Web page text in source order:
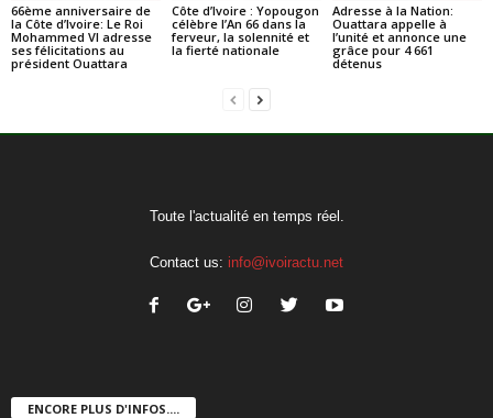
66ème anniversaire de
la Côte d’Ivoire: Le Roi
Mohammed VI adresse
ses félicitations au
président Ouattara
Côte d’Ivoire : Yopougon
célèbre l’An 66 dans la
ferveur, la solennité et
la fierté nationale
Adresse à la Nation:
Ouattara appelle à
l’unité et annonce une
grâce pour 4 661
détenus
Toute l'actualité en temps réel.
Contact us: info@ivoiractu.net
ENCORE PLUS D'INFOS....